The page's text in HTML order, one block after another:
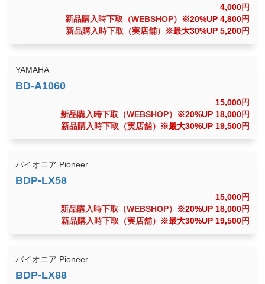
4,000円
新品購入時下取（WEBSHOP）
※20%UP 4,800円
新品購入時下取（実店舗）
※最大30%UP 5,200円
YAMAHA
15,000円
新品購入時下取（WEBSHOP）
※20%UP 18,000円
新品購入時下取（実店舗）
※最大30%UP 19,500円
パイオニア Pioneer
15,000円
新品購入時下取（WEBSHOP）
※20%UP 18,000円
新品購入時下取（実店舗）
※最大30%UP 19,500円
パイオニア Pioneer